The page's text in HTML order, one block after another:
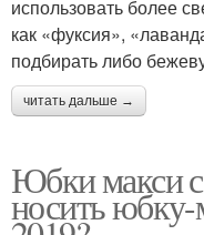
использовать более
как «фуксия»,
подбирать либо
читать дальше →
Юбки макси
носить юбку-